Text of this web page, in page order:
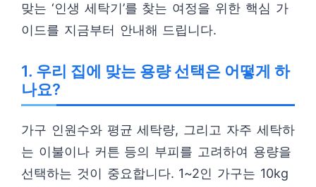
맞는 ‘인생 세탁기’를 찾는 여정을 위한 핵심 가
이드를 지금부터 안내해 드립니다.
1. 우리 집에 맞는 용량 선택은 어떻게 하
나요?
가구 인원수와 평균 세탁량, 그리고 자주 세탁하
는 이불이나 커튼 등의 부피를 고려하여 용량을
선택하는 것이 중요합니다. 1~2인 가구는 10kg